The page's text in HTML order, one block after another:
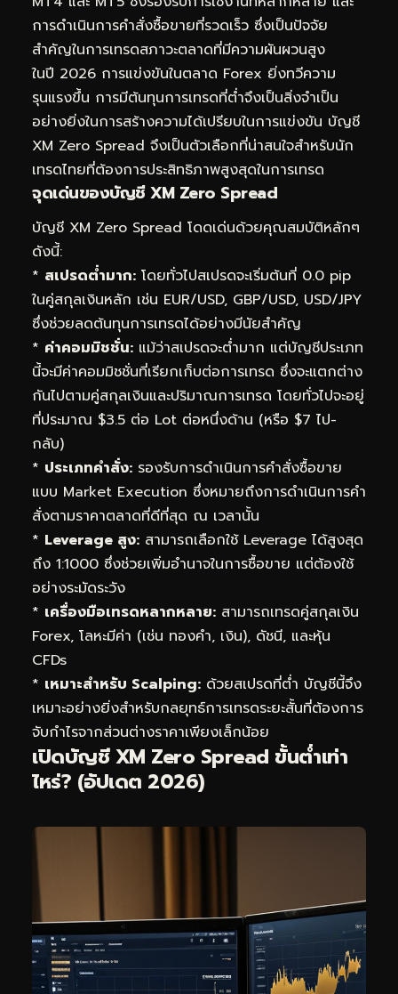
การดำเนินการคำสั่งซื้อขายที่รวดเร็ว ซึ่งเป็นปัจจัย
สำคัญในการเทรดสภาวะตลาดที่มีความผันผวนสูง
ในปี 2026 การแข่งขันในตลาด Forex ยิ่งทวีความ
รุนแรงขึ้น การมีต้นทุนการเทรดที่ต่ำจึงเป็นสิ่งจำเป็น
อย่างยิ่งในการสร้างความได้เปรียบในการแข่งขัน บัญชี
XM Zero Spread จึงเป็นตัวเลือกที่น่าสนใจสำหรับนัก
เทรดไทยที่ต้องการประสิทธิภาพสูงสุดในการเทรด
จุดเด่นของบัญชี XM Zero Spread
บัญชี XM Zero Spread โดดเด่นด้วยคุณสมบัติหลักๆ
ดังนี้:
* สเปรดต่ำมาก: โดยทั่วไปสเปรดจะเริ่มต้นที่ 0.0 pip
ในคู่สกุลเงินหลัก เช่น EUR/USD, GBP/USD, USD/JPY
ซึ่งช่วยลดต้นทุนการเทรดได้อย่างมีนัยสำคัญ
* ค่าคอมมิชชั่น: แม้ว่าสเปรดจะต่ำมาก แต่บัญชีประเภท
นี้จะมีค่าคอมมิชชั่นที่เรียกเก็บต่อการเทรด ซึ่งจะแตกต่าง
กันไปตามคู่สกุลเงินและปริมาณการเทรด โดยทั่วไปจะอยู่
ที่ประมาณ $3.5 ต่อ Lot ต่อหนึ่งด้าน (หรือ $7 ไป-
กลับ)
* ประเภทคำสั่ง: รองรับการดำเนินการคำสั่งซื้อขาย
แบบ Market Execution ซึ่งหมายถึงการดำเนินการคำ
สั่งตามราคาตลาดที่ดีที่สุด ณ เวลานั้น
* Leverage สูง: สามารถเลือกใช้ Leverage ได้สูงสุด
ถึง 1:1000 ซึ่งช่วยเพิ่มอำนาจในการซื้อขาย แต่ต้องใช้
อย่างระมัดระวัง
* เครื่องมือเทรดหลากหลาย: สามารถเทรดคู่สกุลเงิน
Forex, โลหะมีค่า (เช่น ทองคำ, เงิน), ดัชนี, และหุ้น
CFDs
* เหมาะสำหรับ Scalping: ด้วยสเปรดที่ต่ำ บัญชีนี้จึง
เหมาะอย่างยิ่งสำหรับกลยุทธ์การเทรดระยะสั้นที่ต้องการ
จับกำไรจากส่วนต่างราคาเพียงเล็กน้อย
เปิดบัญชี XM Zero Spread ขั้นต่ำเท่า
ไหร่? (อัปเดต 2026)